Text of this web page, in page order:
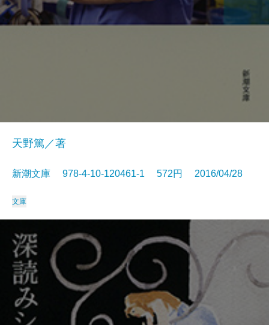
天野篤／著
新潮文庫 978-4-10-120461-1 572円 2016/04/28
文庫